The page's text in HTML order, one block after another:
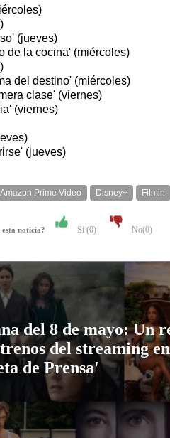
(jueves)
de la cocina' (miércoles)
del destino' (miércoles)
clase' (viernes)
(viernes)
(jueves)
Amazon Prime Video Disney+ Filmin
esta noticia? Si (0) No(0)
del 8 de mayo: Un
del streaming en
de Prensa'